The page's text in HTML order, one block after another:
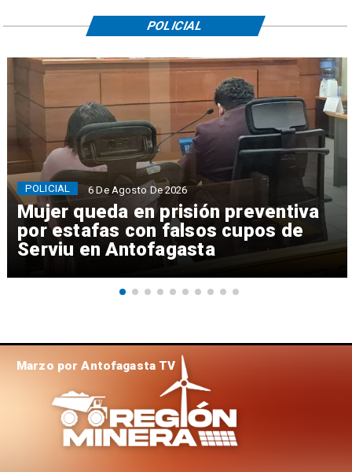
Mujer queda en prisión preventiva
por estafas con falsos cupos de
Serviu en Antofagasta
POLICIAL 6 De Agosto De 2026
POLICIAL
Marzo por Antofagasta TV